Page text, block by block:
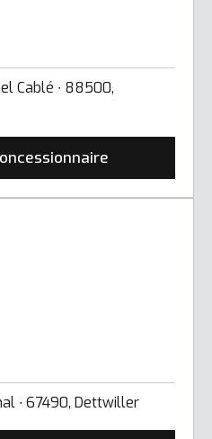
Cablé ∙ 88500,
∙ 67490, Dettwiller